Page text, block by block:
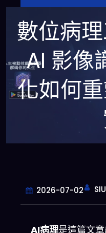
數位病
AI 影像
化如何
2026-07-02
AI病理是這篇文